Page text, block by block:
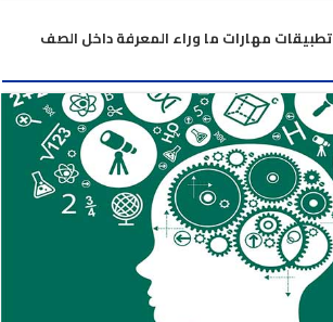
تطبيقات مهارات ما وراء المعرفة داخل الصف